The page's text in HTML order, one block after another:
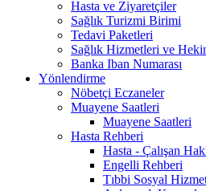
Hasta ve Ziyaretçiler
Sağlık Turizmi Birimi
Tedavi Paketleri
Sağlık Hizmetleri ve
Banka Iban Numarası
Yönlendirme
Nöbetçi Eczaneler
Muayene Saatleri
Muayene Saatleri
Hasta Rehberi
Hasta - Çalışan
Engelli Rehberi
Tıbbi Sosyal